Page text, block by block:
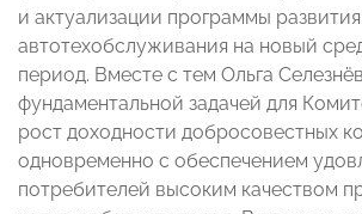
и актуализации программы
автотехобслуживания на новый
период. Вместе с тем Ольга
фундаментальной задачей для
рост доходности добросовестных
одновременно с обеспечением
потребителей высоким качеством